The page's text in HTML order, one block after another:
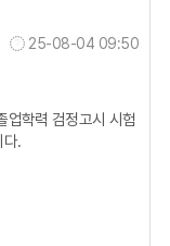
25-08-04 09:50
업학력 검정고시 시험
다.